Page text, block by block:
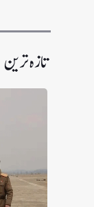
تازہ ترین